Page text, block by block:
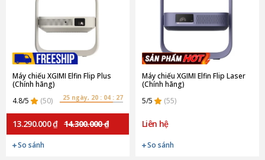
Máy chiếu XGIMI Elfin Flip Plus
(Chính hãng)
4.8/5
(50) 25 ngày, 20 : 04 : 27
13.290.000 ₫ 14.300.000 ₫
So sánh
Máy chiếu XGIMI Elfin Flip Laser
(Chính hãng)
5/5
(55)
Liên hệ
So sánh